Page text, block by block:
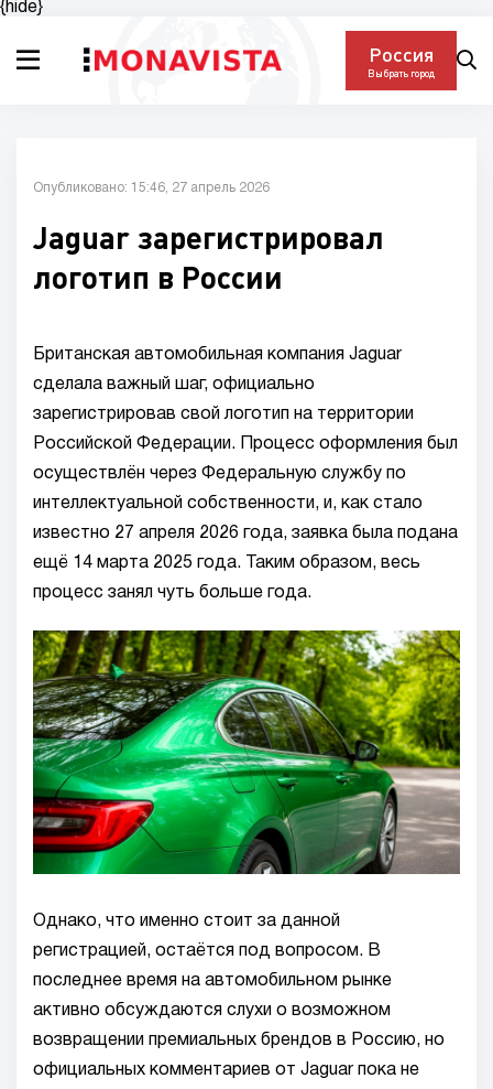
{hide}
Россия
Выбрать город
Опубликовано: 15:46, 27 апрель 2026
Jaguar зарегистрировал
логотип в России
Британская автомобильная компания Jaguar
сделала важный шаг, официально
зарегистрировав свой логотип на территории
Российской Федерации. Процесс оформления был
осуществлён через Федеральную службу по
интеллектуальной собственности, и, как стало
известно 27 апреля 2026 года, заявка была подана
ещё 14 марта 2025 года. Таким образом, весь
процесс занял чуть больше года.
Однако, что именно стоит за данной
регистрацией, остаётся под вопросом. В
последнее время на автомобильном рынке
активно обсуждаются слухи о возможном
возвращении премиальных брендов в Россию, но
официальных комментариев от Jaguar пока не